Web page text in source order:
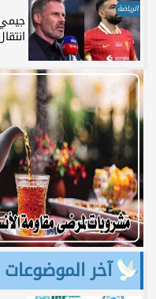
الرياضة
آخر الموضوعات